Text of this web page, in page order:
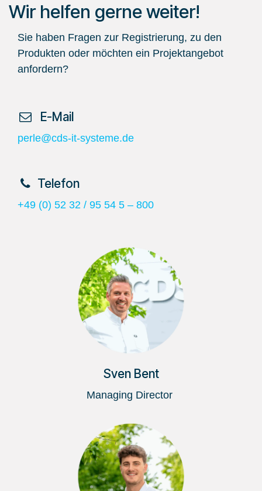
Wir helfen gerne weiter!
Sie haben Fragen zur Registrierung, zu den
Produkten oder möchten ein Projektangebot
anfordern?
​ E-Mail
perle@cds-it-systeme.de
​Telefon
+49 (0) 52 32 / 95 54 5 – 800
Sven Bent
Managing Director